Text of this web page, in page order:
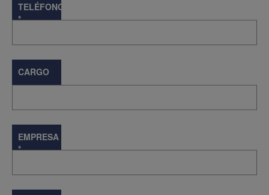
TELÉFONO
*
CARGO
EMPRESA
*